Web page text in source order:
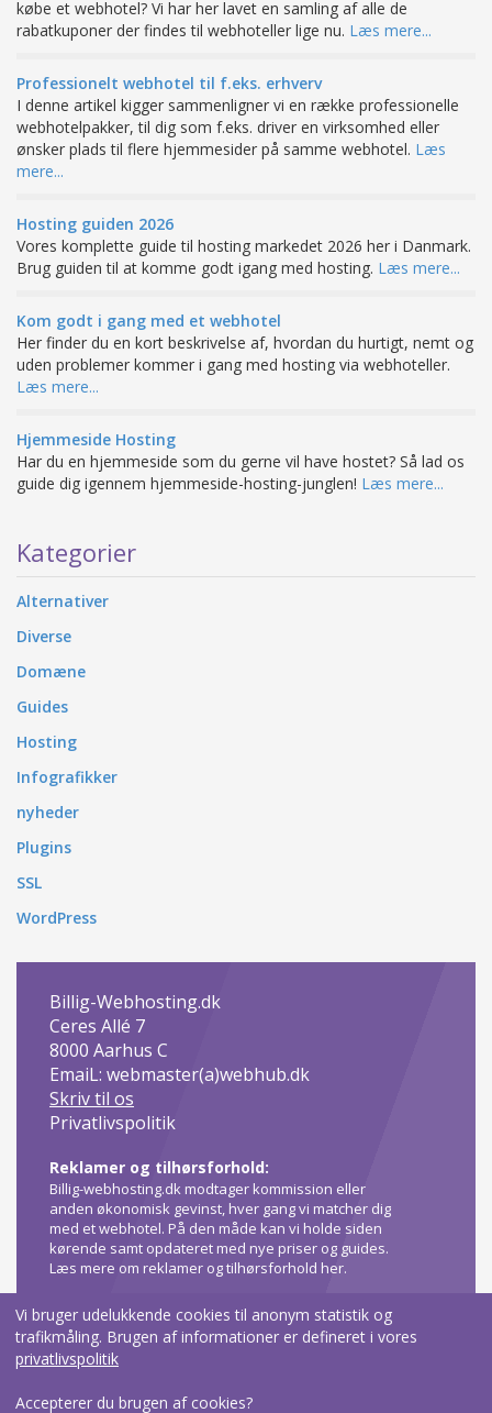
købe et webhotel? Vi har her lavet en samling af alle de
rabatkuponer der findes til webhoteller lige nu. Læs mere...
Professionelt webhotel til f.eks. erhverv
I denne artikel kigger sammenligner vi en række professionelle
webhotelpakker, til dig som f.eks. driver en virksomhed eller
ønsker plads til flere hjemmesider på samme webhotel. Læs
mere...
Hosting guiden 2026
Vores komplette guide til hosting markedet 2026 her i Danmark.
Brug guiden til at komme godt igang med hosting. Læs mere...
Kom godt i gang med et webhotel
Her finder du en kort beskrivelse af, hvordan du hurtigt, nemt og
uden problemer kommer i gang med hosting via webhoteller.
Læs mere...
Hjemmeside Hosting
Har du en hjemmeside som du gerne vil have hostet? Så lad os
guide dig igennem hjemmeside-hosting-junglen! Læs mere...
Kategorier
Alternativer
Diverse
Domæne
Guides
Hosting
Infografikker
nyheder
Plugins
SSL
WordPress
Billig-Webhosting.dk
Ceres Allé 7
8000 Aarhus C
EmaiL: webmaster(a)webhub.dk
Skriv til os
Privatlivspolitik
Reklamer og tilhørsforhold:
Billig-webhosting.dk modtager kommission eller
anden økonomisk gevinst, hver gang vi matcher dig
med et webhotel. På den måde kan vi holde siden
kørende samt opdateret med nye priser og guides.
Læs mere om reklamer og tilhørsforhold her.
Vi bruger udelukkende cookies til anonym statistik og
trafikmåling. Brugen af informationer er defineret i vores
privatlivspolitik
Accepterer du brugen af cookies?